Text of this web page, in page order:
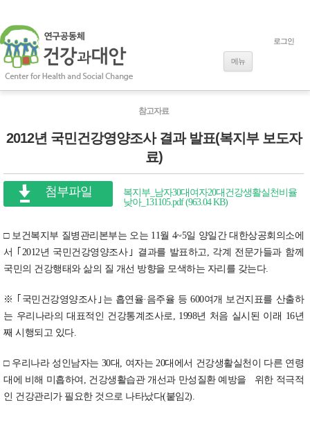
메뉴
로그인
참고자료
2012년 국민건강영양조사 결과 발표(복지부 보도자
료)
첨부파일
복지부_남자30대여자20대건강생활실천비율
낮아_131105.pdf (963.04 KB)
□ 보건복지부 질병관리본부는 오는 11월 4~5일 양일간 대한상공회의소에
서 ｢2012년 국민건강영양조사｣ 결과를 발표하고, 각계 전문가들과 함께
국민의 건강행태와 삶의 질 개선 방향을 모색하는 자리를 갖는다.
※ ｢국민건강영양조사｣는 흡연율·음주율 등 600여개 보건지표를 산출하
는 우리나라의 대표적인 건강통계조사로, 1998년 처음 실시된 이래 16년
째 시행되고 있다.
□ 우리나라 성인남자는 30대, 여자는 20대에서 건강생활실천이 다른 연령
대에 비해 미흡하여, 건강생활습관 개선과 만성질환 예방을 위한 적극적
인 건강관리가 필요한 것으로 나타났다(붙임2).